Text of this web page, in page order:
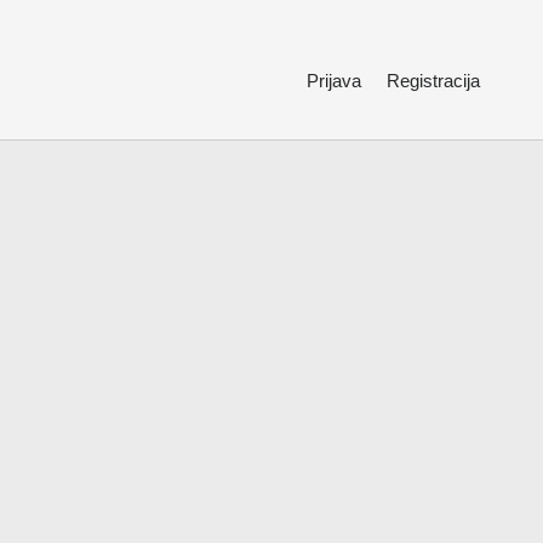
Prijava Registracija